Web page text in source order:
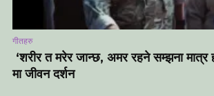
गीतहरु
‘शरीर त मरेर जान्छ, अमर रहने सम्झना मात्र
मा जीवन दर्शन